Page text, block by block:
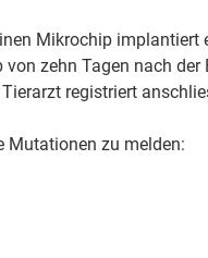
Mikrochip implantiert
zehn Tagen nach der
registriert
Mutationen zu melden: